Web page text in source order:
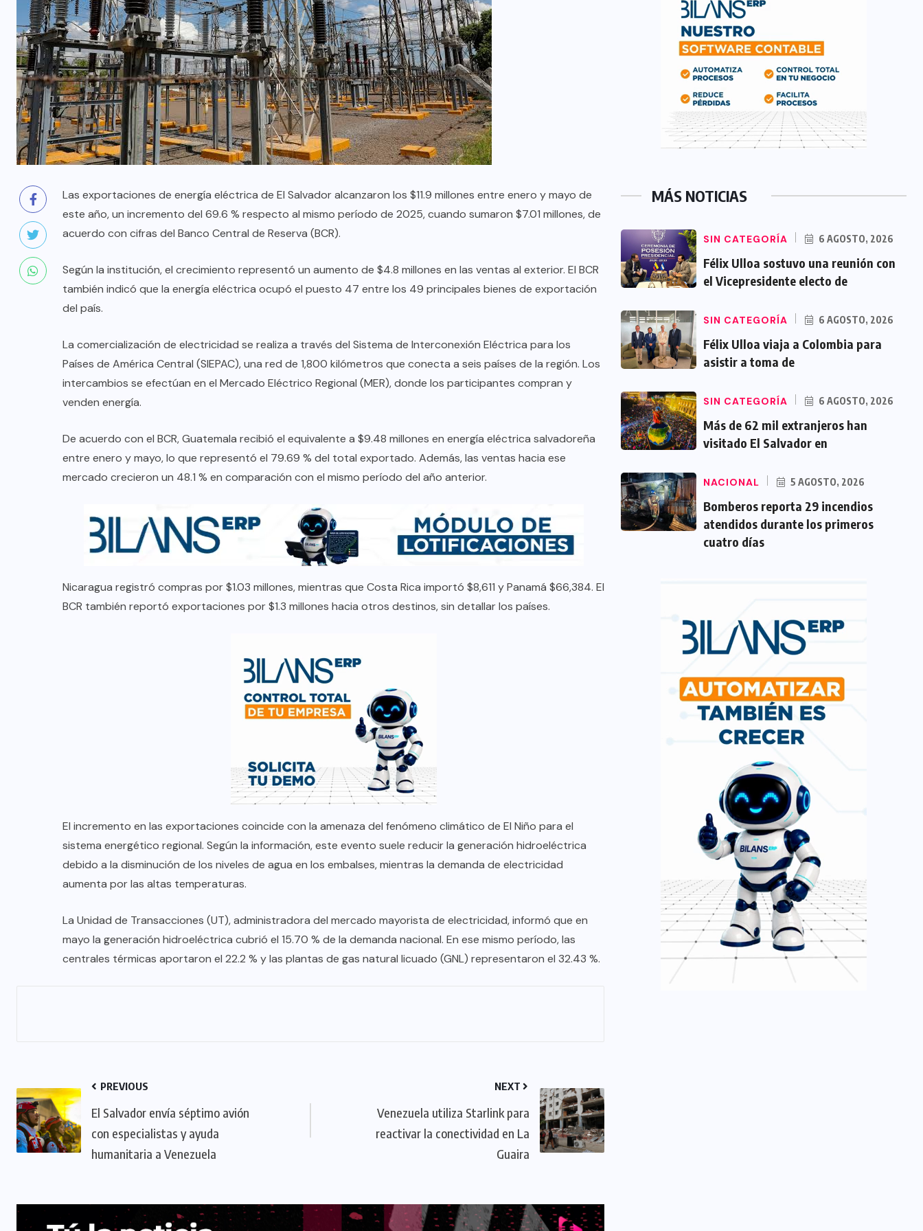
Las exportaciones de energía eléctrica de El Salvador alcanzaron los $11.9 millones entre enero y mayo de
este año, un incremento del 69.6 % respecto al mismo período de 2025, cuando sumaron $7.01 millones, de
acuerdo con cifras del Banco Central de Reserva (BCR).
Según la institución, el crecimiento representó un aumento de $4.8 millones en las ventas al exterior. El BCR
también indicó que la energía eléctrica ocupó el puesto 47 entre los 49 principales bienes de exportación
del país.
La comercialización de electricidad se realiza a través del Sistema de Interconexión Eléctrica para los
Países de América Central (SIEPAC), una red de 1,800 kilómetros que conecta a seis países de la región. Los
intercambios se efectúan en el Mercado Eléctrico Regional (MER), donde los participantes compran y
venden energía.
De acuerdo con el BCR, Guatemala recibió el equivalente a $9.48 millones en energía eléctrica salvadoreña
entre enero y mayo, lo que representó el 79.69 % del total exportado. Además, las ventas hacia ese
mercado crecieron un 48.1 % en comparación con el mismo período del año anterior.
Nicaragua registró compras por $1.03 millones, mientras que Costa Rica importó $8,611 y Panamá $66,384. El
BCR también reportó exportaciones por $1.3 millones hacia otros destinos, sin detallar los países.
El incremento en las exportaciones coincide con la amenaza del fenómeno climático de El Niño para el
sistema energético regional. Según la información, este evento suele reducir la generación hidroeléctrica
debido a la disminución de los niveles de agua en los embalses, mientras la demanda de electricidad
aumenta por las altas temperaturas.
La Unidad de Transacciones (UT), administradora del mercado mayorista de electricidad, informó que en
mayo la generación hidroeléctrica cubrió el 15.70 % de la demanda nacional. En ese mismo período, las
centrales térmicas aportaron el 22.2 % y las plantas de gas natural licuado (GNL) representaron el 32.43 %.
PREVIOUS
El Salvador envía séptimo avión
con especialistas y ayuda
humanitaria a Venezuela
NEXT
Venezuela utiliza Starlink para
reactivar la conectividad en La
Guaira
MÁS NOTICIAS
SIN CATEGORÍA 6 AGOSTO, 2026
Félix Ulloa sostuvo una reunión con
el Vicepresidente electo de
SIN CATEGORÍA 6 AGOSTO, 2026
Félix Ulloa viaja a Colombia para
asistir a toma de
SIN CATEGORÍA 6 AGOSTO, 2026
Más de 62 mil extranjeros han
visitado El Salvador en
NACIONAL 5 AGOSTO, 2026
Bomberos reporta 29 incendios
atendidos durante los primeros
cuatro días